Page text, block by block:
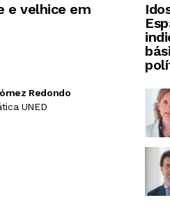
e velhice em
Redondo
UNED